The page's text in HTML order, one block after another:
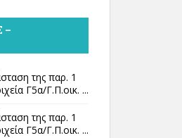
–
της παρ. 1
Γ5α/Γ.Π.οικ. ...
της παρ. 1
Γ5α/Γ.Π.οικ. ...